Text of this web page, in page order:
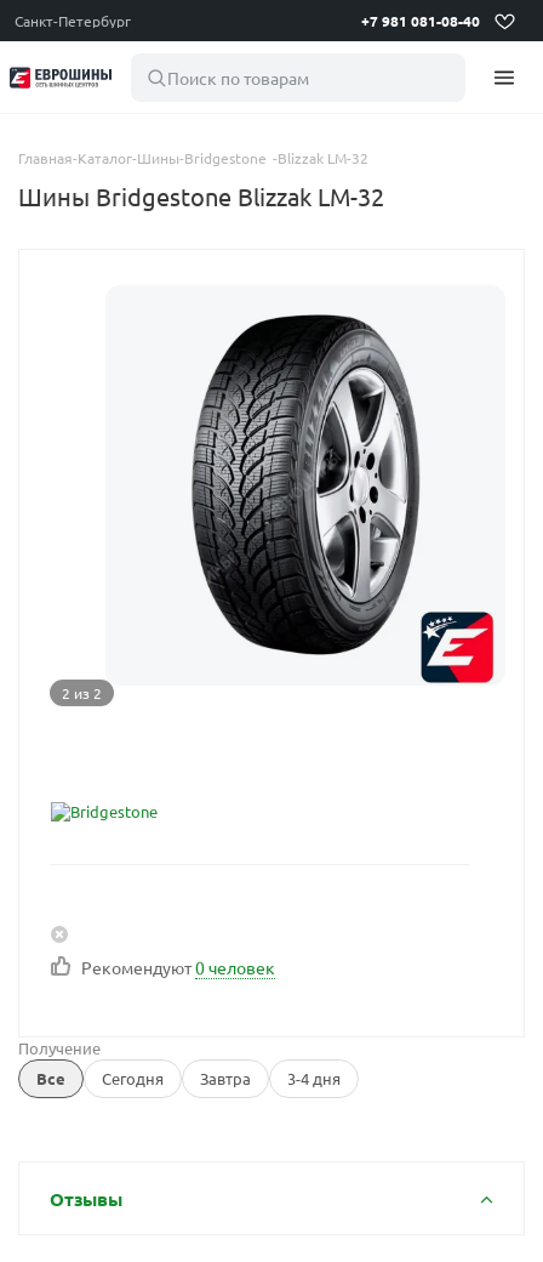
Санкт-Петербург +7 981 081-08-40
Поиск по товарам
Главная-Каталог-Шины-Bridgestone -Blizzak LM-32
Шины Bridgestone Blizzak LM-32
2 из 2
Рекомендуют0 человек
Получение
Все
Сегодня Завтра 3-4 дня
Отзывы